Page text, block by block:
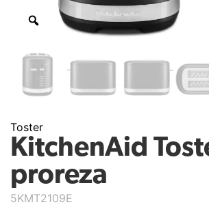
Toster
KitchenAid
proreza
5KMT2109E